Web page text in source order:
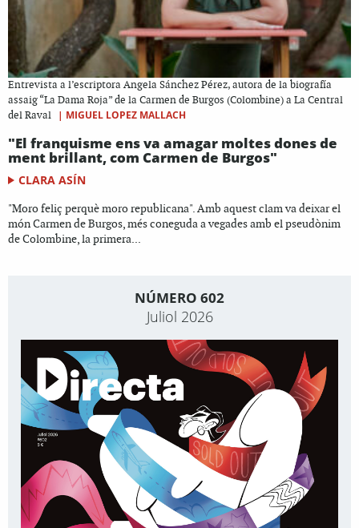
Entrevista a l’escriptora Angela Sánchez Pérez, autora de la biografía
assaig “La Dama Roja” de la Carmen de Burgos (Colombine) a La Central
del Raval
| MIGUEL LOPEZ MALLACH
"El franquisme ens va amagar moltes dones de
ment brillant, com Carmen de Burgos"
CLARA ASÍN
"Moro feliç perquè moro republicana". Amb aquest clam va deixar el
món Carmen de Burgos, més coneguda a vegades amb el pseudònim
de Colombine, la primera...
NÚMERO 602
Juliol 2026